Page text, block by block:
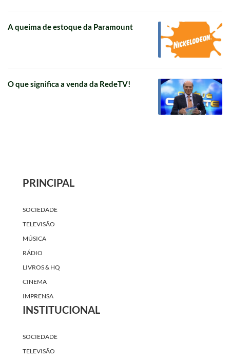
A queima de estoque da Paramount
O que significa a venda da RedeTV!
PRINCIPAL
SOCIEDADE
TELEVISÃO
MÚSICA
RÁDIO
LIVROS & HQ
CINEMA
IMPRENSA
INSTITUCIONAL
SOCIEDADE
TELEVISÃO